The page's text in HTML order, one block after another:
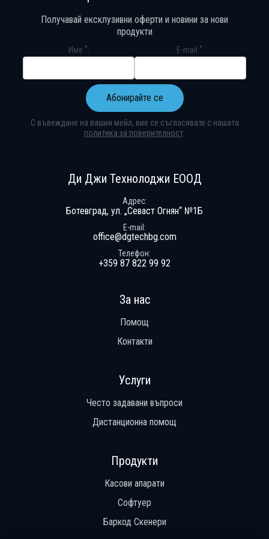
За нас
Помощ
Контакти
Услуги
Често задавани въпроси
Дистанционна помощ
Продукти
Касови апарати
Софтуер
Баркод Скенери
Ди Джи Технолоджи ЕООД
Адрес
Ботевград, ул. „Севаст Огнян“ №1Б
E-mail
office@dgtechbg.com
Телефон
+359 87 822 99 92
Получавай ексклузивни оферти и новини за нови
продукти
Име * E-mail *
Абонирайте се
С въвеждане на вашия мейл, вие се съгласявате с нашата
политика за поверителност.